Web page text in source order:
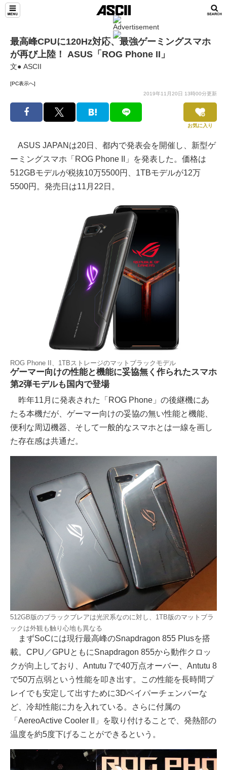
最高峰CPUに120Hz対応、最強ゲーミングスマホ
が再び上陸！ ASUS「ROG Phone II」
文● ASCII
[PC表示へ]
2019年11月20日 13時00分更新
お気に入り
ASUS JAPANは20日、都内で発表会を開催し、新型ゲ
ーミングスマホ「ROG Phone II」を発表した。価格は
512GBモデルが税抜10万5500円、1TBモデルが12万
5500円。発売日は11月22日。
ROG Phone II、1TBストレージのマットブラックモデル
ゲーマー向けの性能と機能に妥協無く作られたスマホ
第2弾モデルも国内で登場
昨年11月に発表された「ROG Phone」の後継機にあ
たる本機だが、ゲーマー向けの妥協の無い性能と機能、
便利な周辺機器、そして一般的なスマホとは一線を画し
た存在感は共通だ。
512GB版のブラックブレアは光沢系なのに対し、1TB版のマットブラ
ックは外観も触り心地も異なる
まずSoCには現行最高峰のSnapdragon 855 Plusを搭
載。CPU／GPUともにSnapdragon 855から動作クロッ
クが向上しており、Antutu 7で40万点オーバー、Antutu 8
で50万点弱という性能を叩き出す。この性能を長時間プ
レイでも安定して出すために3Dベイパーチェンバーな
ど、冷却性能に力を入れている。さらに付属の
「AereoActive Cooler II」を取り付けることで、発熱部の
温度を約5度下げることができるという。